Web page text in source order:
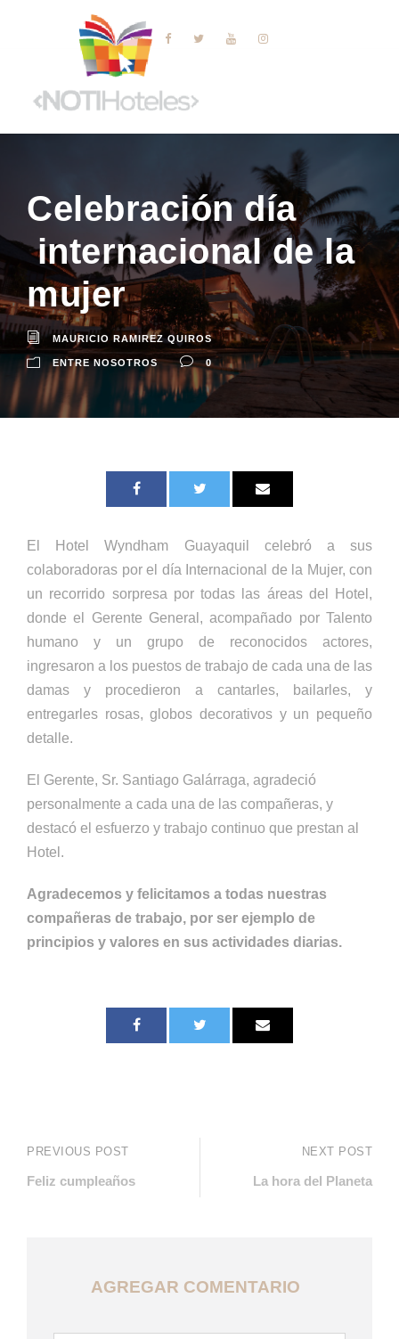
Celebración día
internacional de la
mujer
MAURICIO RAMIREZ QUIROS
ENTRE NOSOTROS 0
El Hotel Wyndham Guayaquil celebró a sus
colaboradoras por el día Internacional de la Mujer, con
un recorrido sorpresa por todas las áreas del Hotel,
donde el Gerente General, acompañado por Talento
humano y un grupo de reconocidos actores,
ingresaron a los puestos de trabajo de cada una de las
damas y procedieron a cantarles, bailarles, y
entregarles rosas, globos decorativos y un pequeño
detalle.
El Gerente, Sr. Santiago Galárraga, agradeció
personalmente a cada una de las compañeras, y
destacó el esfuerzo y trabajo continuo que prestan al
Hotel.
Agradecemos y felicitamos a todas nuestras
compañeras de trabajo, por ser ejemplo de
principios y valores en sus actividades diarias.
PREVIOUS POST
Feliz cumpleaños
NEXT POST
La hora del Planeta
AGREGAR COMENTARIO